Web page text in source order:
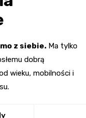
z siebie. Ma tylko
dobrą
wieku, mobilności i